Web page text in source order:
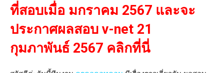
ที่สอบเมื่อ มกราคม 2567 และจะ
ประกาศผลสอบ v-net 21
กุมภาพันธ์ 2567 คลิกที่นี่